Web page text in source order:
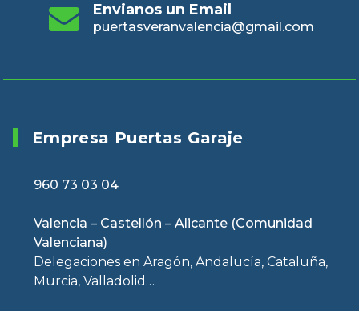
Envianos un Email
puertasveranvalencia@gmail.com
Empresa Puertas Garaje
960 73 03 04
Valencia – Castellón – Alicante (Comunidad
Valenciana)
Delegaciones en Aragón, Andalucía, Cataluña,
Murcia, Valladolid…